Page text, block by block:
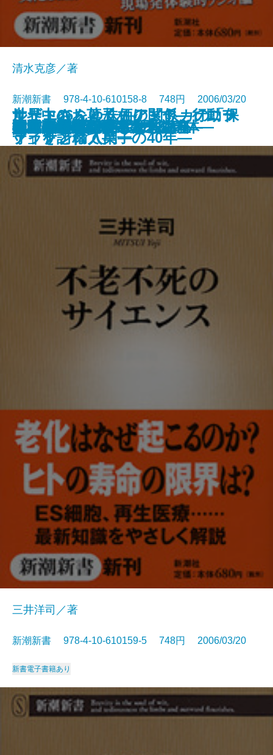
御社の営業がダメな理由
世界中のお菓子あります―ソニー
プラザと輸入菓子の40年―
数学を愛した作家たち
はり100本―鍼灸で甦る身体―
本気で言いたいことがある
ひらめき脳
池波正太郎劇場
日本共産党
ルート66をゆく―アメリカの「保
守」を訪ねて―
ラジオ記者、走る
清水克彦／著
新潮新書 978-4-10-610158-8 748円 2006/03/20
新書電子書籍あり
不老不死のサイエンス
三井洋司／著
新潮新書 978-4-10-610159-5 748円 2006/03/20
新書電子書籍あり
大阪弁「ほんまもん」講座
キヤノンとカネボウ
サザエさんと株価の関係―行動フ
ァイナンス入門―
昭和の墓碑銘
大江戸曲者列伝―幕末の巻―
超バカの壁
電波利権
宅配便130年戦争
大江戸曲者列伝―太平の巻―